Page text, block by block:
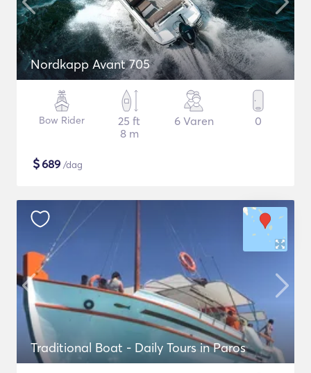
Nordkapp Avant 705
Bow Rider
25 ft
8 m
6 Varen 0
$689 /dag
Traditional Boat - Daily Tours in Paros